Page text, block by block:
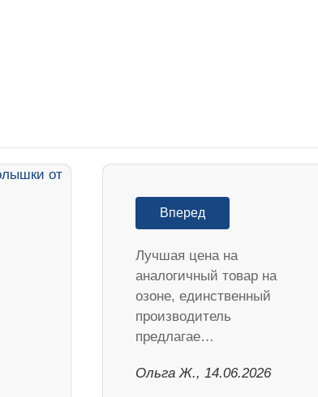
Вперед
Лучшая цена на
аналогичный товар на
озоне, единственный
производитель
предлагае…
Ольга Ж., 14.06.2026